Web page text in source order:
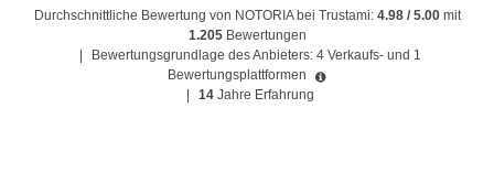
Durchschnittliche Bewertung von NOTORIA bei Trustami: 4.98 / 5.00mit
1.205 Bewertungen
Bewertungsgrundlage des Anbieters: 4 Verkaufs- und 1
Bewertungsplattformen
14 Jahre Erfahrung